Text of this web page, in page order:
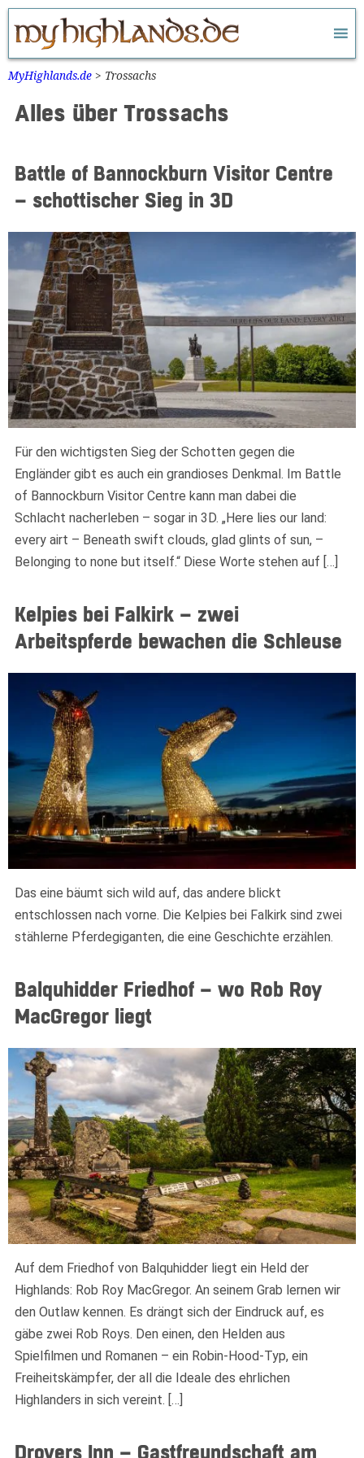
Zum
Inhalt
springen
MyHighlands.de > Trossachs
Alles über Trossachs
Battle of Bannockburn Visitor Centre
– schottischer Sieg in 3D
Für den wichtigsten Sieg der Schotten gegen die
Engländer gibt es auch ein grandioses Denkmal. Im Battle
of Bannockburn Visitor Centre kann man dabei die
Schlacht nacherleben – sogar in 3D. „Here lies our land:
every airt – Beneath swift clouds, glad glints of sun, –
Belonging to none but itself.“ Diese Worte stehen auf […]
Kelpies bei Falkirk – zwei
Arbeitspferde bewachen die Schleuse
Das eine bäumt sich wild auf, das andere blickt
entschlossen nach vorne. Die Kelpies bei Falkirk sind zwei
stählerne Pferdegiganten, die eine Geschichte erzählen.
Balquhidder Friedhof – wo Rob Roy
MacGregor liegt
Auf dem Friedhof von Balquhidder liegt ein Held der
Highlands: Rob Roy MacGregor. An seinem Grab lernen wir
den Outlaw kennen. Es drängt sich der Eindruck auf, es
gäbe zwei Rob Roys. Den einen, den Helden aus
Spielfilmen und Romanen – ein Robin-Hood-Typ, ein
Freiheitskämpfer, der all die Ideale des ehrlichen
Highlanders in sich vereint. […]
Drovers Inn – Gastfreundschaft am